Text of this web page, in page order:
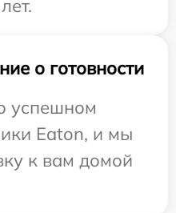
о готовности
успешном
Eaton, и мы
к вам домой